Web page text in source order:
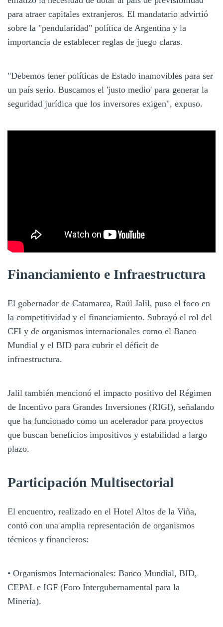
para atraer capitales extranjeros. El mandatario advirtió
sobre la "pendularidad" política de Argentina y la
importancia de establecer reglas de juego claras.
"Debemos tener políticas de Estado inamovibles para ser
un país serio. Buscamos el 'justo medio' para generar la
seguridad jurídica que los inversores exigen", expuso.
Financiamiento e Infraestructura
El gobernador de Catamarca, Raúl Jalil, puso el foco en
la competitividad y el financiamiento. Subrayó el rol del
CFI y de organismos internacionales como el Banco
Mundial y el BID para cubrir el déficit de
infraestructura.
Jalil también mencionó el impacto positivo del Régimen
de Incentivo para Grandes Inversiones (RIGI), señalando
que ha funcionado como un acelerador para proyectos
que buscan beneficios impositivos y estabilidad a largo
plazo.
Participación Multisectorial
El encuentro, realizado en el Hotel Altos de la Viña,
contó con una amplia representación de organismos
técnicos y financieros:
• Organismos Internacionales: Banco Mundial, BID,
CEPAL e IGF (Foro Intergubernamental para la
Minería).